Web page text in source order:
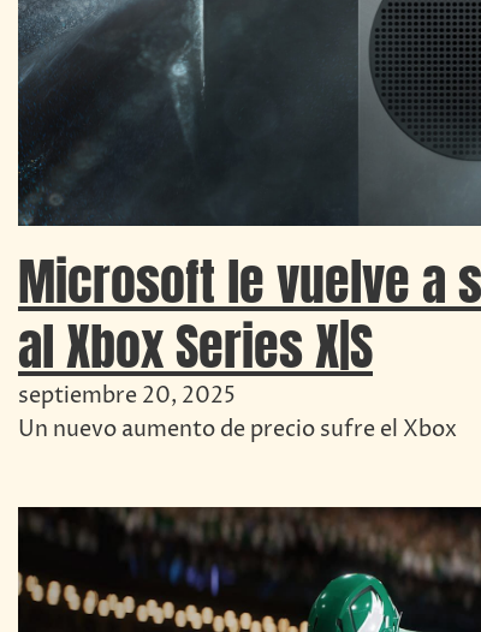
Microsoft le vuelve a
al Xbox Series X|S
septiembre 20, 2025
Un nuevo aumento de precio sufre el Xbox